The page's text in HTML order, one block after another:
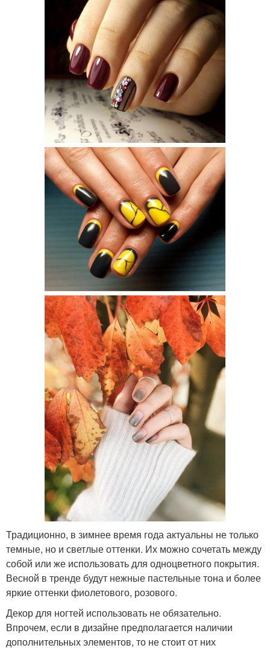
Традиционно, в зимнее время года актуальны не только
темные, но и светлые оттенки. Их можно сочетать между
собой или же использовать для одноцветного покрытия.
Весной в тренде будут нежные пастельные тона и более
яркие оттенки фиолетового, розового.
Декор для ногтей использовать не обязательно.
Впрочем, если в дизайне предполагается наличии
дополнительных элементов, то не стоит от них